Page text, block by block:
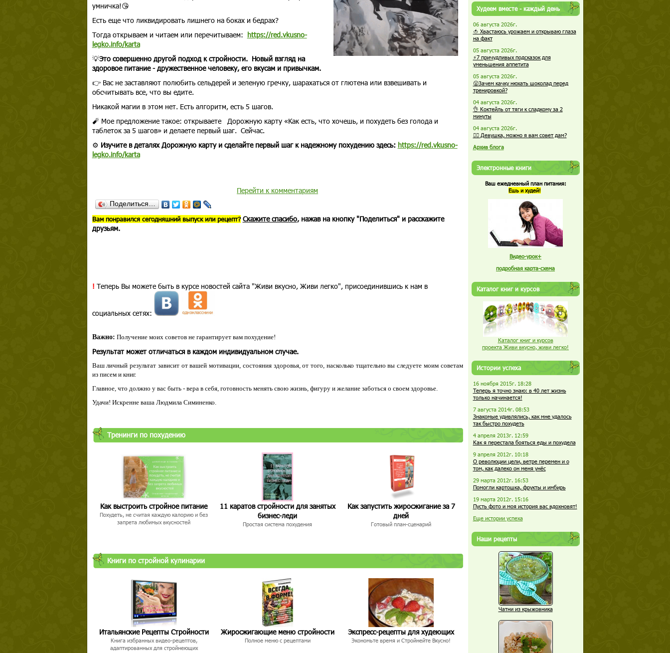
умничка!😘
Есть еще что ликвидировать лишнего на боках и бедрах?
Тогда открываем и читаем или перечитываем: https://red.vkusno-
legko.info/karta
💡Это совершенно другой подход к стройности. Новый взгляд на
здоровое питание - дружественное человеку, его вкусам и привычкам.
👉 Вас не заставляют полюбить сельдерей и зеленую гречку, шарахаться от глютена или взвешивать и
обсчитывать все, что вы едите.
Никакой магии в этом нет. Есть алгоритм, есть 5 шагов.
🧨 Мое предложение такое: открываете Дорожную карту «Как есть, что хочешь, и похудеть без голода и
таблеток за 5 шагов» и делаете первый шаг. Сейчас.
⚙️ Изучите в деталях Дорожную карту и сделайте первый шаг к надежному похудению здесь: https://red.vkusno-
legko.info/karta
Перейти к комментариям
Поделиться…
Вам понравился сегодняшний выпуск или рецепт? Скажите спасибо, нажав на кнопку "Поделиться" и расскажите
друзьям.
! Теперь Вы можете быть в курсе новостей сайта "Живи вкусно, Живи легко", присоединившись к нам в
социальных сетях:
Важно: Получение моих советов не гарантирует вам похудение!
Результат может отличаться в каждом индивидуальном случае.
Ваш личный результат зависит от вашей мотивации, состояния здоровья, от того, насколько тщательно вы следуете моим советам
из писем и книг.
Главное, что должно у вас быть - вера в себя, готовность менять свою жизнь, фигуру и желание заботься о своем здоровье.
Удачи! Искренне ваша Людмила Симиненко.
Тренинги по похудению
Как выстроить стройное питание
Похудеть, не считая каждую калорию и без
запрета любимых вкусностей
11 каратов стройности для занятых
бизнес-леди
Простая система похудения
Как запустить жиросжигание за 7
дней
Готовый план-сценарий
Книги по стройной кулинарии
Итальянские Рецепты Стройности
Книга избранных видео-рецептов,
адаптированных для стройнеющих
Жиросжигающие меню стройности
Полное меню с рецептами
Экспресс-рецепты для худеющих
Экономьте время и Стройнейте Вкусно!
Худеем вместе - каждый день
06 августа 2026г.
🍅 Хвастаюсь урожаем и открываю глаза
на факт
05 августа 2026г.
⚡7 причудливых подсказок для
уменьшения аппетита
05 августа 2026г.
😮Зачем качку нюхать шоколад перед
тренировкой?
04 августа 2026г.
👌 Коктейль от тяги к сладкому за 2
минуты
04 августа 2026г.
🏋️‍♀️ Девушка, можно я вам совет дам?
Архив блога
Электронные книги
Ваш ежедневный план питания:
Ешь и худей!
Видео-урок+
подробная карта-схема
Каталог книг и курсов
Каталог книг и курсов
проекта Живи вкусно, живи легко!
Истории успеха
16 ноября 2015г. 18:28
Теперь я точно знаю: в 40 лет жизнь
только начинается!
7 августа 2014г. 08:53
Знакомые удивлялись, как мне удалось
так быстро похудеть
4 апреля 2013г. 12:59
Как я перестала бояться еды и похудела
9 апреля 2012г. 10:18
О революции цели, ветре перемен и о
том, как далеко он меня унёс
29 марта 2012г. 16:53
Помогли картошка, фрукты и имбирь
19 марта 2012г. 15:16
Пусть фото и моя история вас вдохновят!
Еще истории успеха
Наши рецепты
Чатни из крыжовника